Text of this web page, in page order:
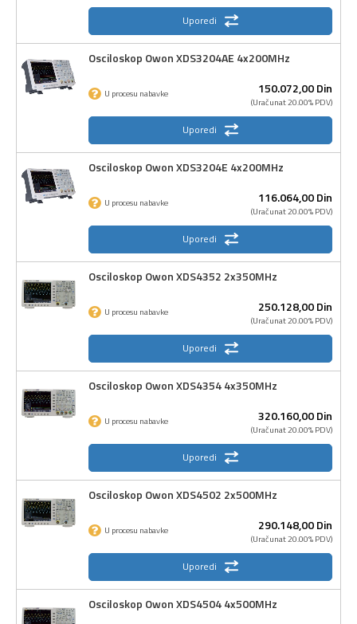
Uporedi
Osciloskop Owon XDS3204AE 4x200MHz
150.072,00Din
(Uračunat 20.00% PDV)
U procesu nabavke
Uporedi
Osciloskop Owon XDS3204E 4x200MHz
116.064,00Din
(Uračunat 20.00% PDV)
U procesu nabavke
Uporedi
Osciloskop Owon XDS4352 2x350MHz
250.128,00Din
(Uračunat 20.00% PDV)
U procesu nabavke
Uporedi
Osciloskop Owon XDS4354 4x350MHz
320.160,00Din
(Uračunat 20.00% PDV)
U procesu nabavke
Uporedi
Osciloskop Owon XDS4502 2x500MHz
290.148,00Din
(Uračunat 20.00% PDV)
U procesu nabavke
Uporedi
Osciloskop Owon XDS4504 4x500MHz